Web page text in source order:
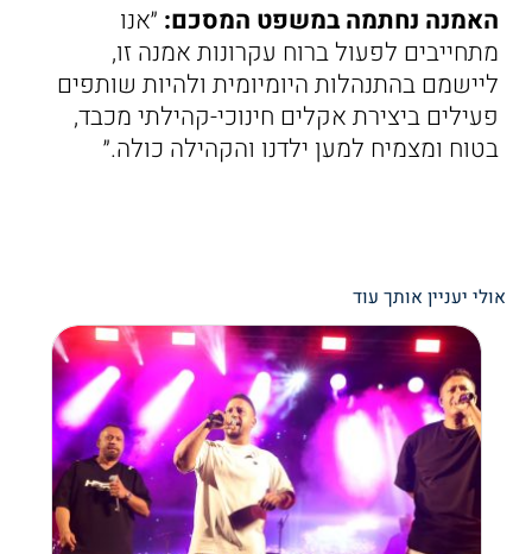
האמנה נחתמה במשפט המסכם: ״אנו
מתחייבים לפעול ברוח עקרונות אמנה זו,
ליישמם בהתנהלות היומיומית ולהיות שותפים
פעילים ביצירת אקלים חינוכי-קהילתי מכבד,
בטוח ומצמיח למען ילדנו והקהילה כולה.״
אולי יעניין אותך עוד